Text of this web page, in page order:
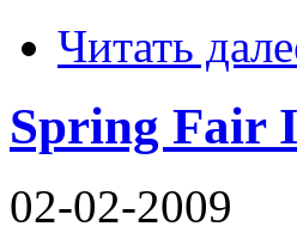
Читать
Spring Fair
02-02-2009